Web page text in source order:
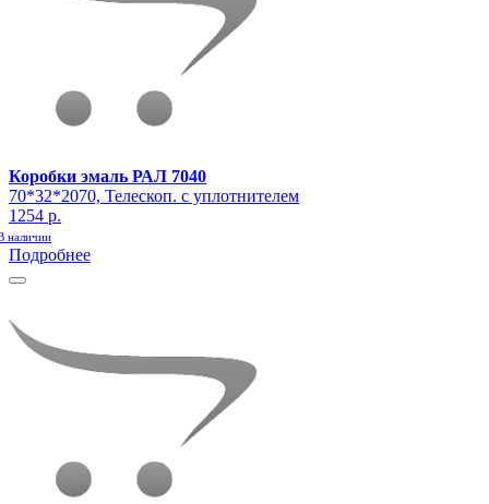
Коробки эмаль РАЛ 7040
70*32*2070, Телескоп. с уплотнителем
1254 р.
наличии
Подробнее